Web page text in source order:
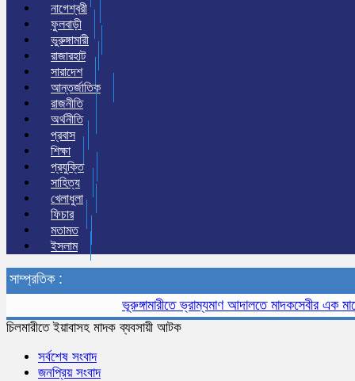
নাগেশ্বরী
ফুলবাড়ী
ভুরুঙ্গামারী
রাজারহাট
সারাদেশ
আন্তর্জাতিক
রাজনীতি
অর্থনীতি
প্রবাস
শিক্ষা
প্রযুক্তি
সাহিত্য
খেলাধুলা
ফিচার
মতামত
ইসলাম
সাম্প্রতিক :
ভূরুঙ্গামারীতে ভ্রাম্যমাণ আদালতে মাদকসেবীর এক মাসের
চিলমারীতে ইয়াবাসহ মাদক ব্যবসায়ী আটক
সর্বশেষ সংবাদ
জনপ্রিয় সংবাদ